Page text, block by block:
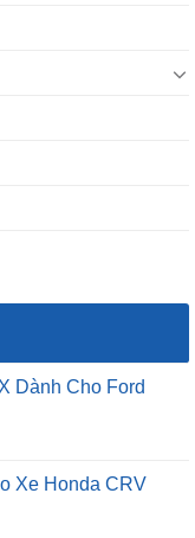
Dành Cho Ford
Xe Honda CRV